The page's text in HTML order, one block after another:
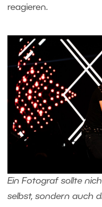
reagieren.
Ein Fotograf sollte
selbst, sondern auch